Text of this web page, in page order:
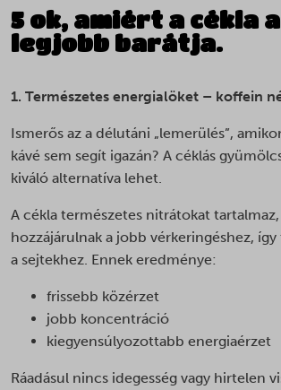
5 ok, amiért a cékla
legjobb barátja.
1. Természetes energialöket – koffein
Ismerős az a délutáni „lemerülés”,
kávé sem segít igazán? A céklás
kiváló alternatíva lehet.
A cékla természetes nitrátokat
hozzájárulnak a jobb vérkeringéshez,
a sejtekhez. Ennek eredménye:
frissebb közérzet
jobb koncentráció
kiegyensúlyozottabb energiaérzet
Ráadásul nincs idegesség vagy hirtelen